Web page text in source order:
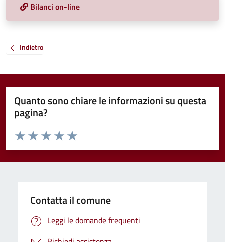
Bilanci on-line
Indietro
Quanto sono chiare le informazioni su questa
pagina?
Valuta da 1 a 5 stelle la pagina
Valuta 5 stelle su 5
Valuta 4 stelle su 5
Valuta 3 stelle su 5
Valuta 2 stelle su 5
Valuta 1 stelle su 5
Contatta il comune
Leggi le domande frequenti